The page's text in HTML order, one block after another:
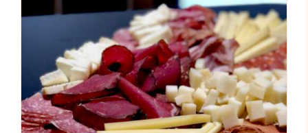
AJOUTER AU PANIER
/
DÉTAILS